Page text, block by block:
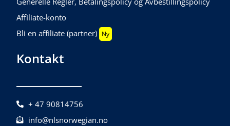
Affiliate-konto
Bli en affiliate (partner) Ny
Kontakt
+ 47 90814756
info@nlsnorwegian.no